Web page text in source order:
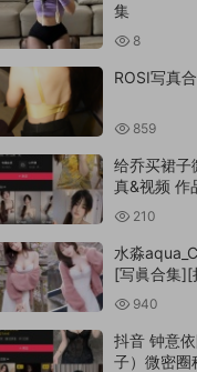
集
8
ROSI写真
859
给乔买裙子
真&视频 作
210
水淼
[写眞合集][
940
抖音 钟意
子）微密圈